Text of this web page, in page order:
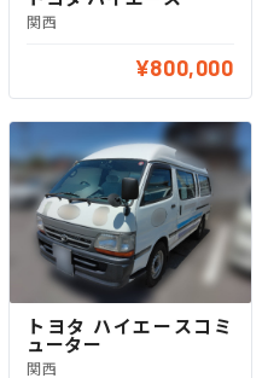
関西
¥800,000
トヨタ ハイエースコミ
ューター
関西